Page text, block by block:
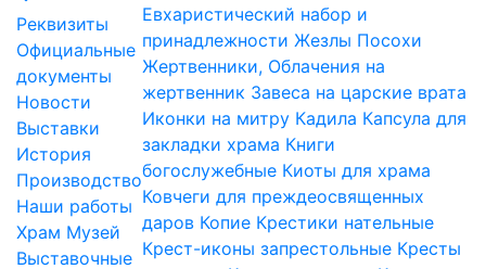
Реквизиты
Официальные
документы
Новости
Выставки
История
Производство
Наши работы
Храм Музей
Выставочные
Евхаристический набор и
принадлежности Жезлы Посохи
Жертвенники, Облачения на
жертвенник Завеса на царские врата
Иконки на митру Кадила Капсула для
закладки храма Книги
богослужебные Киоты для храма
Ковчеги для преждеосвященных
даров Копие Крестики нательные
Крест-иконы запрестольные Кресты